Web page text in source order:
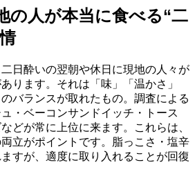
の人が本当に食べる“二
日酔いの翌朝や休日に現地の人々が
ります。それは「味」「温かさ」
のバランスが取れたもの。調査による
・ベーコンサンドイッチ・トース
どが常に上位に来ます。これらは、
立がポイントです。脂っこさ・塩辛
すが、適度に取り入れることが回復